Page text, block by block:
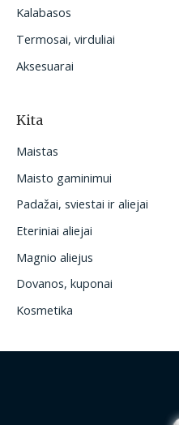
Kalabasos
Termosai, virduliai
Aksesuarai
Kita
Maistas
Maisto gaminimui
Padažai, sviestai ir aliejai
Eteriniai aliejai
Magnio aliejus
Dovanos, kuponai
Kosmetika